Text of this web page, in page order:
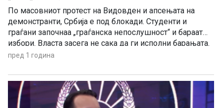
По масовниот протест на Видовден и апсењата на
демонстранти, Србија е под блокади. Студенти и
граѓани започнаа „граѓанска непослушност“ и бараат
избори. Власта засега не сака да ги исполни барањата.
пред 1 година